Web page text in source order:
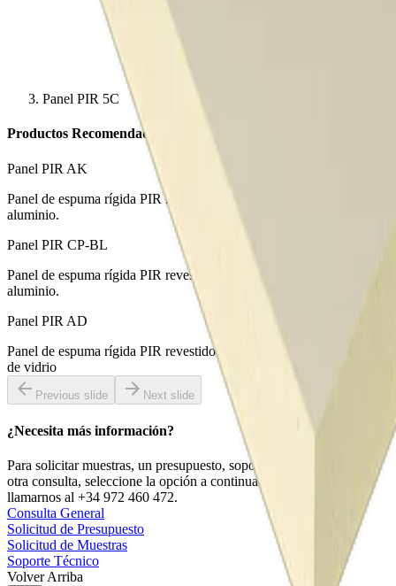
Panel PIR 5C
Productos Recomendados
Panel PIR AK
Panel de espuma rígida PIR revestido con complejo multicapa kraft-
aluminio.
Panel PIR CP-BL
Panel de espuma rígida PIR revestido con un complejo multicapa de
aluminio.
Panel PIR AD
Panel de espuma rígida PIR revestido con un recubrimiento de velo
de vidrio
Previous slide Next slide
¿Necesita más información?
Para solicitar muestras, un presupuesto, soporte técnico, o cualquier
otra consulta, seleccione la opción a continuación. También puede
llamarnos al +34 972 460 472.
Consulta General
Solicitud de Presupuesto
Solicitud de Muestras
Soporte Técnico
Volver Arriba